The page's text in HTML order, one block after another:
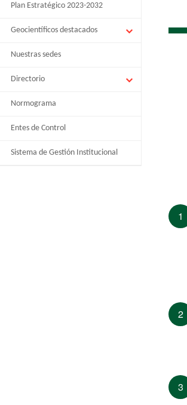
Plan Estratégico 2023-2032
Geocientíficos destacados
Nuestras sedes
Directorio
Normograma
Entes de Control
Sistema de Gestión Institucional
1
2
3